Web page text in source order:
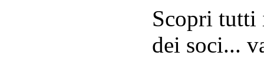
Scopri tutti
dei soci...